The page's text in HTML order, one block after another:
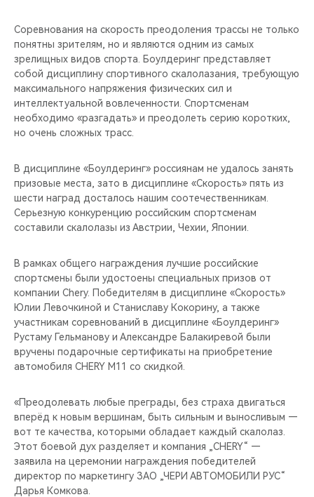
Соревнования на скорость преодоления трассы не только
понятны зрителям, но и являются одним из самых
зрелищных видов спорта. Боулдеринг представляет
собой дисциплину спортивного скалолазания, требующую
максимального напряжения физических сил и
интеллектуальной вовлеченности. Спортсменам
необходимо «разгадать» и преодолеть серию коротких,
но очень сложных трасс.
В дисциплине «Боулдеринг» россиянам не удалось занять
призовые места, зато в дисциплине «Скорость» пять из
шести наград досталось нашим соотечественникам.
Серьезную конкуренцию российским спортсменам
составили скалолазы из Австрии, Чехии, Японии.
В рамках общего награждения лучшие российские
спортсмены были удостоены специальных призов от
компании Chery. Победителям в дисциплине «Скорость»
Юлии Левочкиной и Станиславу Кокорину, а также
участникам соревнований в дисциплине «Боулдеринг»
Рустаму Гельманову и Александре Балакиревой были
вручены подарочные сертификаты на приобретение
автомобиля CHERY М11 со скидкой.
«Преодолевать любые преграды, без страха двигаться
вперёд к новым вершинам, быть сильным и выносливым —
вот те качества, которыми обладает каждый скалолаз.
Этот боевой дух разделяет и компания „CHERY“ —
заявила на церемонии награждения победителей
директор по маркетингу ЗАО „ЧЕРИ АВТОМОБИЛИ РУС“
Дарья Комкова.